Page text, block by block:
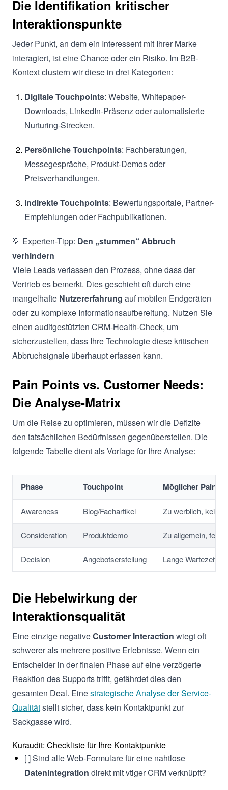
Die Identifikation kritischer
Interaktionspunkte
Jeder Punkt, an dem ein Interessent mit Ihrer Marke
interagiert, ist eine Chance oder ein Risiko. Im B2B-
Kontext clustern wir diese in drei Kategorien:
Digitale Touchpoints: Website, Whitepaper-
Downloads, LinkedIn-Präsenz oder automatisierte
Nurturing-Strecken.
Persönliche Touchpoints: Fachberatungen,
Messegespräche, Produkt-Demos oder
Preisverhandlungen.
Indirekte Touchpoints: Bewertungsportale, Partner-
Empfehlungen oder Fachpublikationen.
💡 Experten-Tipp: Den „stummen“ Abbruch
verhindern
Viele Leads verlassen den Prozess, ohne dass der
Vertrieb es bemerkt. Dies geschieht oft durch eine
mangelhafte Nutzererfahrung auf mobilen Endgeräten
oder zu komplexe Informationsaufbereitung. Nutzen Sie
einen auditgestützten CRM-Health-Check, um
sicherzustellen, dass Ihre Technologie diese kritischen
Abbruchsignale überhaupt erfassen kann.
Pain Points vs. Customer Needs:
Die Analyse-Matrix
Um die Reise zu optimieren, müssen wir die Defizite
den tatsächlichen Bedürfnissen gegenüberstellen. Die
folgende Tabelle dient als Vorlage für Ihre Analyse:
Phase Touchpoint Möglicher Pain
Awareness Blog/Fachartikel Zu werblich, kein
Consideration Produktdemo Zu allgemein,
Decision Angebotserstellung Lange
Die Hebelwirkung der
Interaktionsqualität
Eine einzige negativeCustomer Interaction wiegt oft
schwerer als mehrere positive Erlebnisse. Wenn ein
Entscheider in der finalen Phase auf eine verzögerte
Reaktion des Supports trifft, gefährdet dies den
gesamten Deal. Einestrategische Analyse der Service-
Qualitätstellt sicher, dass kein Kontaktpunkt zur
Sackgasse wird.
Kuraudit: Checkliste für Ihre Kontaktpunkte
[ ] Sind alle Web-Formulare für eine nahtlose
Datenintegration direkt mit vtiger CRM verknüpft?